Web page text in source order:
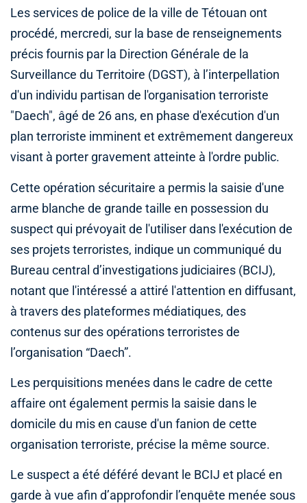
Les services de police de la ville de Tétouan ont
procédé, mercredi, sur la base de renseignements
précis fournis par la Direction Générale de la
Surveillance du Territoire (DGST), à l’interpellation
d'un individu partisan de l'organisation terroriste
"Daech", âgé de 26 ans, en phase d'exécution d'un
plan terroriste imminent et extrêmement dangereux
visant à porter gravement atteinte à l'ordre public.
Cette opération sécuritaire a permis la saisie d'une
arme blanche de grande taille en possession du
suspect qui prévoyait de l'utiliser dans l'exécution de
ses projets terroristes, indique un communiqué du
Bureau central d’investigations judiciaires (BCIJ),
notant que l'intéressé a attiré l'attention en diffusant,
à travers des plateformes médiatiques, des
contenus sur des opérations terroristes de
l’organisation “Daech”.
Les perquisitions menées dans le cadre de cette
affaire ont également permis la saisie dans le
domicile du mis en cause d'un fanion de cette
organisation terroriste, précise la même source.
Le suspect a été déféré devant le BCIJ et placé en
garde à vue afin d’approfondir l’enquête menée sous